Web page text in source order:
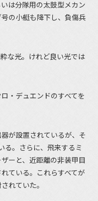
は分隊用の太鼓型メカン
の小艇も降下し、負傷兵
な光。けれど良い光では
・デュエンドのすべてを
が設置されているが、そ
る。さらに、飛来するミ
ーと、近距離の非装甲目
ている。これらすべてが
れていた。